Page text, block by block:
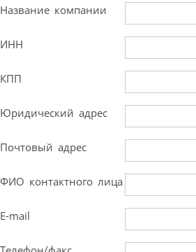
Название компании
ИНН
КПП
Юридический адрес
Почтовый адрес
ФИО контактного лица
E-mail